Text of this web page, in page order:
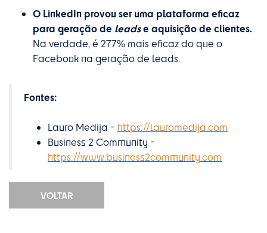
O LinkedIn provou ser uma plataforma eficaz
para geração de leadse aquisição de clientes.
Na verdade, é 277% mais eficaz do que o
Facebook na geração de leads.
Fontes:
Lauro Medija - https://lauromedija.com
Business 2 Community -
https://www.business2community.com
VOLTAR